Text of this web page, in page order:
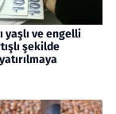
yaşlı ve engelli
şekilde